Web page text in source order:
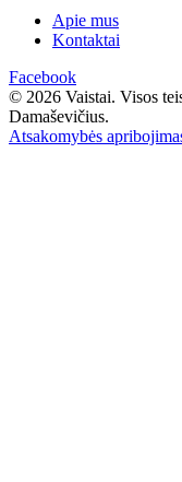
Apie mus
Kontaktai
Facebook
© 2026 Vaistai. Visos
Damaševičius.
Atsakomybės